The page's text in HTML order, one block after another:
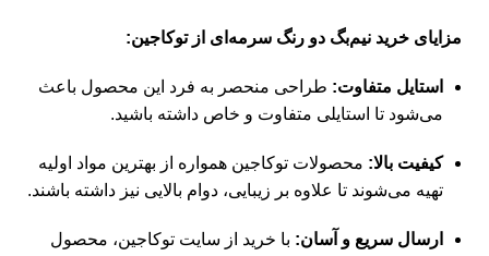
مزایای خرید نیم‌بگ دو رنگ سرمه‌ای از توکاجین:
استایل متفاوت: طراحی منحصر به فرد این محصول باعث
می‌شود تا استایلی متفاوت و خاص داشته باشید.
کیفیت بالا: محصولات توکاجین همواره از بهترین مواد اولیه
تهیه می‌شوند تا علاوه بر زیبایی، دوام بالایی نیز داشته باشند.
ارسال سریع و آسان: با خرید از سایت توکاجین، محصول